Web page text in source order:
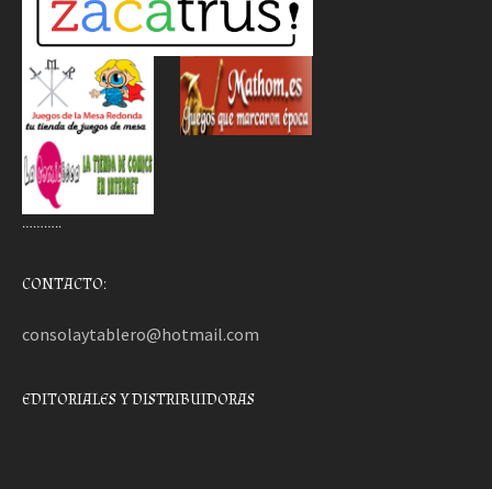
………..
CONTACTO:
consolaytablero@hotmail.com
EDITORIALES Y DISTRIBUIDORAS